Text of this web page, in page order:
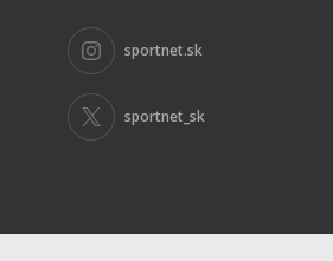
sportnet.sk
sportnet_sk